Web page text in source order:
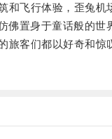
飞行体验，歪兔机
佛置身于童话般的世
客们都以好奇和惊